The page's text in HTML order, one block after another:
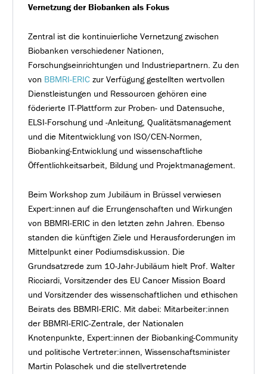
Vernetzung der Biobanken als Fokus
Zentral ist die kontinuierliche Vernetzung zwischen
Biobanken verschiedener Nationen,
Forschungseinrichtungen und Industriepartnern. Zu den
von BBMRI-ERICzur Verfügung gestellten wertvollen
Dienstleistungen und Ressourcen gehören eine
föderierte IT-Plattform zur Proben- und Datensuche,
ELSI-Forschung und -Anleitung, Qualitätsmanagement
und die Mitentwicklung von ISO/CEN-Normen,
Biobanking-Entwicklung und wissenschaftliche
Öffentlichkeitsarbeit, Bildung und Projektmanagement.
Beim Workshop zum Jubiläum in Brüssel verwiesen
Expert:innen auf die Errungenschaften und Wirkungen
von BBMRI-ERIC in den letzten zehn Jahren. Ebenso
standen die künftigen Ziele und Herausforderungen im
Mittelpunkt einer Podiumsdiskussion. Die
Grundsatzrede zum 10-Jahr-Jubiläum hielt Prof. Walter
Ricciardi, Vorsitzender des EU Cancer Mission Board
und Vorsitzender des wissenschaftlichen und ethischen
Beirats des BBMRI-ERIC. Mit dabei: Mitarbeiter:innen
der BBMRI-ERIC-Zentrale, der Nationalen
Knotenpunkte, Expert:innen der Biobanking-Community
und politische Vertreter:innen, Wissenschaftsminister
Martin Polaschek und die stellvertretende